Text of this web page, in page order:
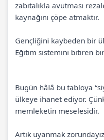
zabıtalıkla avutması
kaynağını çöpe atmaktır.
Gençliğini kaybeden bir
Eğitim sistemini bitiren
Bugün hâlâ bu tabloya
ülkeye ihanet ediyor.
memleketin meselesidir.
Artık uyanmak